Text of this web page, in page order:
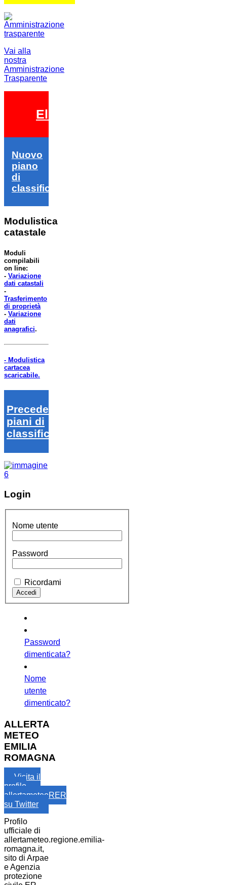
Vai alla
nostra
Amministrazione
Trasparente
Elezioni 2026
Nuovo
piano
di
classifica
Modulistica
catastale
Moduli
compilabili
on line:
- Variazione
dati catastali
-
Trasferimento
di proprietà
- Variazione
dati
anagrafici.
- Modulistica
cartacea
scaricabile.
Precedenti
piani di
classifica
Login
Nome utente
Password
Ricordami
Password
dimenticata?
Nome
utente
dimenticato?
ALLERTA
METEO
EMILIA
ROMAGNA
Visita il
profilo
allertameteoRER
su Twitter
Profilo
ufficiale di
allertameteo.regione.emilia-
romagna.it,
sito di Arpae
e Agenzia
protezione